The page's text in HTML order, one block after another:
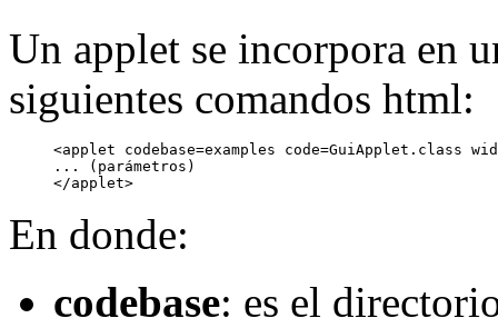
Un applet se incorpora en
siguientes comandos html:
<applet codebase=examples code=GuiApplet.class
... (parámetros)
En donde:
codebase: es el